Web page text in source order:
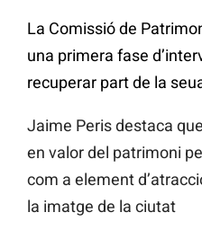
La Comissió de
una primera fase
recuperar part de la
Jaime Peris destaca
en valor del patrimoni
com a element
la imatge de la ciutat